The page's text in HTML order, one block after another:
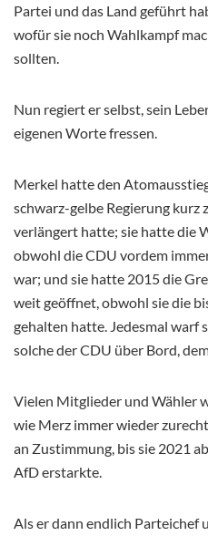
Partei und das Land geführt
wofür sie noch Wahlkampf
sollten.
Nun regiert er selbst, sein
eigenen Worte fressen.
Merkel hatte den
schwarz-gelbe Regierung
verlängert hatte; sie hatte die
obwohl die CDU vordem
war; und sie hatte 2015 die
weit geöffnet, obwohl sie die
gehalten hatte. Jedesmal warf
solche der CDU über Bord,
Vielen Mitglieder und Wähler
wie Merz immer wieder
an Zustimmung, bis sie 2021
AfD erstarkte.
Als er dann endlich Parteichef